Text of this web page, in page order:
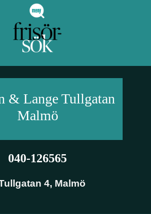
& Lange Tullgatan
Malmö
040-126565
4, Malmö